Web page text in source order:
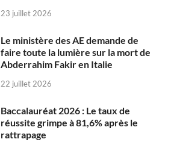
23 juillet 2026
Le ministère des AE demande de
faire toute la lumière sur la mort de
Abderrahim Fakir en Italie
22 juillet 2026
Baccalauréat 2026 : Le taux de
réussite grimpe à 81,6% après le
rattrapage